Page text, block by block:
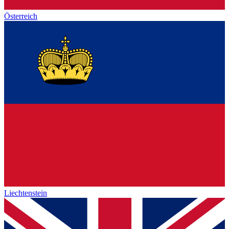
Österreich
Liechtenstein